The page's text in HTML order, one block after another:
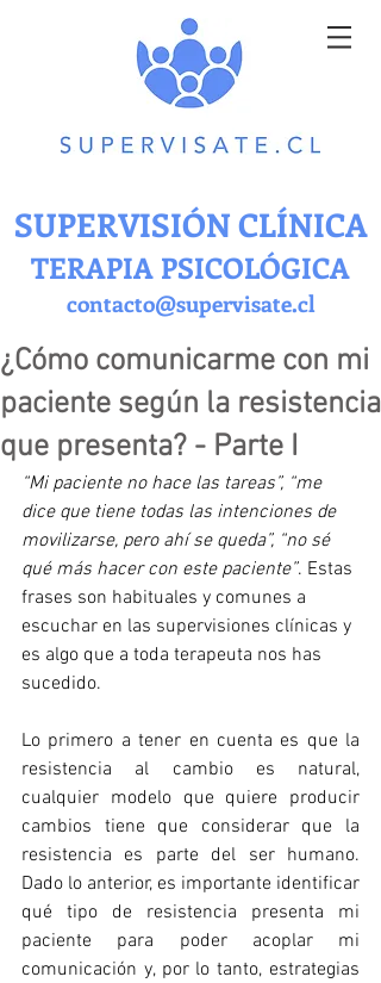
SUPERVISIÓN CLÍNICA
TERAPIA PSICOLÓGICA
contacto@supervisate.cl
¿Cómo comunicarme con mi
paciente según la resistencia
que presenta? - Parte I
“Mi paciente no hace las tareas”, “me
dice que tiene todas las intenciones de
movilizarse, pero ahí se queda”, “no sé
qué más hacer con este paciente”. Estas
frases son habituales y comunes a
escuchar en las supervisiones clínicas y
es algo que a toda terapeuta nos has
sucedido.
Lo primero a tener en cuenta es que la
resistencia al cambio es natural,
cualquier modelo que quiere producir
cambios tiene que considerar que la
resistencia es parte del ser humano.
Dado lo anterior, es importante identificar
qué tipo de resistencia presenta mi
paciente para poder acoplar mi
comunicación y, por lo tanto, estrategias